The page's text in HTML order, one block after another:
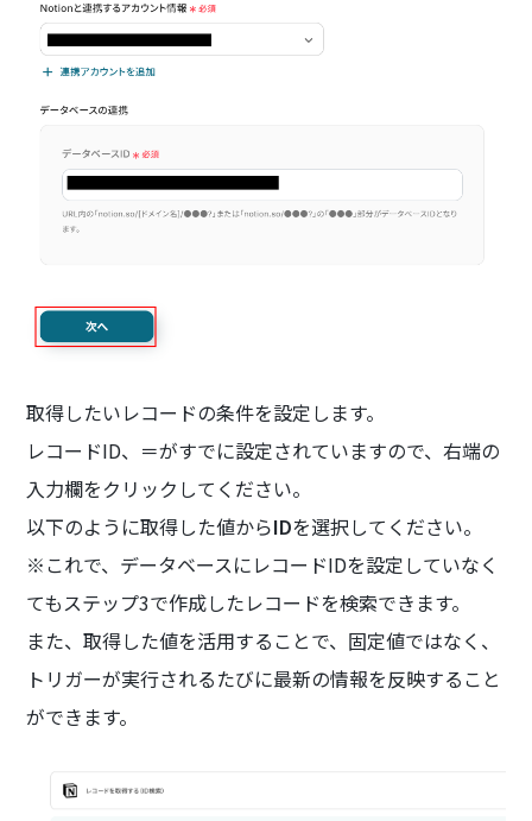
取得したいレコードの条件を設定します。
レコードID、＝がすでに設定されていますので、右端の
入力欄をクリックしてください。
以下のように取得した値からIDを選択してください。
※これで、データベースにレコードIDを設定していなく
てもステップ3で作成したレコードを検索できます。
また、取得した値を活用することで、固定値ではなく、
トリガーが実行されるたびに最新の情報を反映すること
ができます。